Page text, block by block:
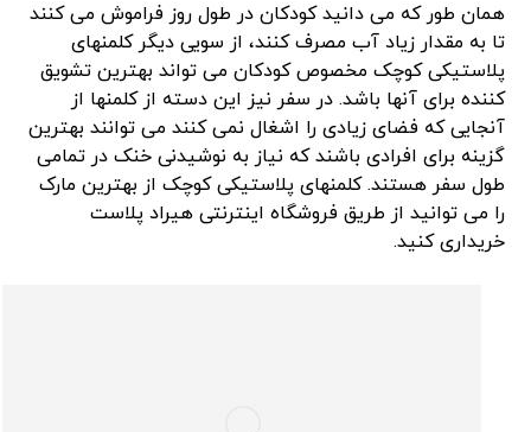
همان طور که می دانید کودکان در طول روز فراموش می کنند
تا به مقدار زیاد آب مصرف کنند، از سویی دیگر کلمنهای
پلاستیکی کوچک مخصوص کودکان می تواند بهترین تشویق
کننده برای آنها باشد. در سفر نیز این دسته از کلمنها از
آنجایی که فضای زیادی را اشغال نمی کنند می توانند بهترین
گزینه برای افرادی باشند که نیاز به نوشیدنی خنک در تمامی
طول سفر هستند. کلمنهای پلاستیکی کوچک از بهترین مارک
را می توانید از طریق فروشگاه اینترنتی هیراد پلاست
خریداری کنید.